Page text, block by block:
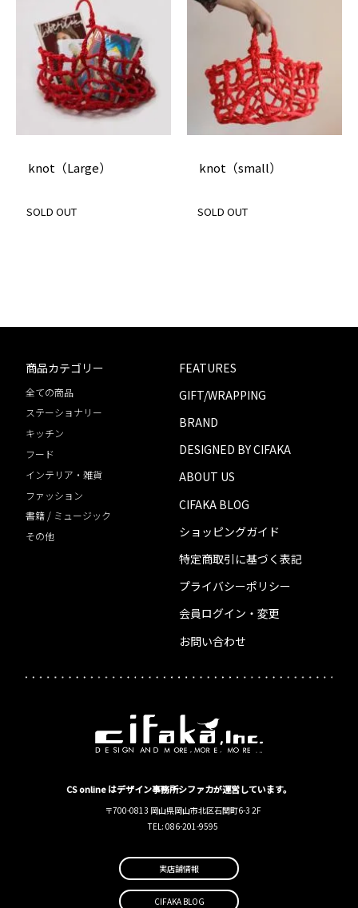
knot（Large）
SOLD OUT
knot（small）
SOLD OUT
商品カテゴリー
全ての商品
ステーショナリー
キッチン
フード
インテリア・雑貨
ファッション
書籍 / ミュージック
その他
FEATURES
GIFT/WRAPPING
BRAND
DESIGNED BY CIFAKA
ABOUT US
CIFAKA BLOG
ショッピングガイド
特定商取引に基づく表記
プライバシーポリシー
会員ログイン・変更
お問い合わせ
CS online はデザイン事務所シファカが運営しています。
〒700-0813 岡山県岡山市北区石関町6-3 2F
TEL: 086-201-9595
実店舗情報
CIFAKA BLOG